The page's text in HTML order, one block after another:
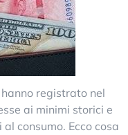
registrato nel
ai minimi storici e
consumo. Ecco cosa